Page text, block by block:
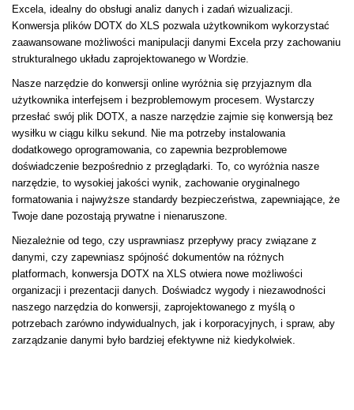
Excela, idealny do obsługi analiz danych i zadań wizualizacji.
Konwersja plików DOTX do XLS pozwala użytkownikom wykorzystać
zaawansowane możliwości manipulacji danymi Excela przy zachowaniu
strukturalnego układu zaprojektowanego w Wordzie.
Nasze narzędzie do konwersji online wyróżnia się przyjaznym dla
użytkownika interfejsem i bezproblemowym procesem. Wystarczy
przesłać swój plik DOTX, a nasze narzędzie zajmie się konwersją bez
wysiłku w ciągu kilku sekund. Nie ma potrzeby instalowania
dodatkowego oprogramowania, co zapewnia bezproblemowe
doświadczenie bezpośrednio z przeglądarki. To, co wyróżnia nasze
narzędzie, to wysokiej jakości wynik, zachowanie oryginalnego
formatowania i najwyższe standardy bezpieczeństwa, zapewniające, że
Twoje dane pozostają prywatne i nienaruszone.
Niezależnie od tego, czy usprawniasz przepływy pracy związane z
danymi, czy zapewniasz spójność dokumentów na różnych
platformach, konwersja DOTX na XLS otwiera nowe możliwości
organizacji i prezentacji danych. Doświadcz wygody i niezawodności
naszego narzędzia do konwersji, zaprojektowanego z myślą o
potrzebach zarówno indywidualnych, jak i korporacyjnych, i spraw, aby
zarządzanie danymi było bardziej efektywne niż kiedykolwiek.